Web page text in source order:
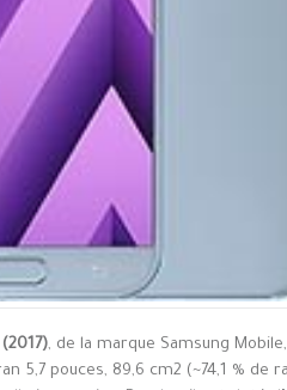
, de la marque Samsung
5,7 pouces, 89,6 cm2 (~74,1 %